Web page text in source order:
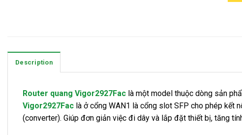
Description
Router quang Vigor2927Fac là một model thuộc dòng sản
Vigor2927Fac là ở cổng WAN1 là cổng slot SFP cho phép kết
(converter). Giúp đơn giản việc đi dây và lắp đặt thiết bị, tăng